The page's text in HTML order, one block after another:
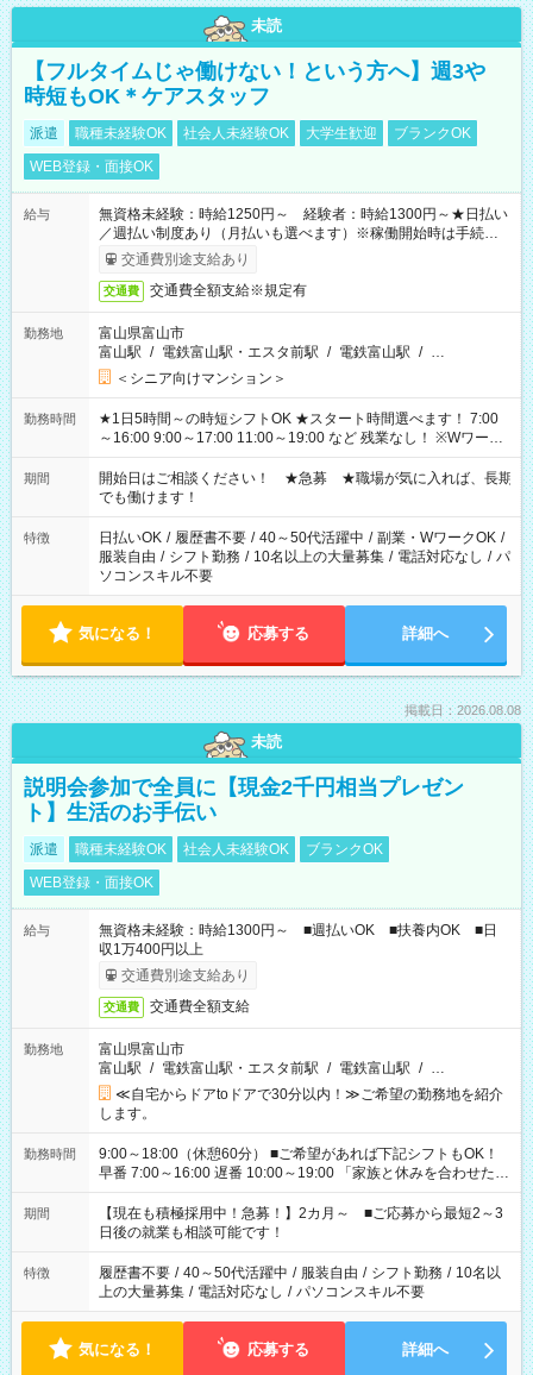
未読
【フルタイムじゃ働けない！という方へ】週3や
時短もOK＊ケアスタッフ
派遣 職種未経験OK 社会人未経験OK 大学生歓迎
ブランクOK
WEB登録・面接OK
給与
無資格未経験：時給1250円～ 経験者：時給1300円～★日払い
／週払い制度あり（月払いも選べます）※稼働開始時は手続き完
了次第のお支払いとなります。
交通費別途支給あり
交通費 交通費全額支給※規定有
勤務地
富山県富山市
富山駅 / 電鉄富山駅・エスタ前駅 / 電鉄富山駅 / …
＜シニア向けマンション＞
勤務時間
★1日5時間～の時短シフトOK ★スタート時間選べます！ 7:00
～16:00 9:00～17:00 11:00～19:00 など 残業なし！ ※Wワーク
の場合、他のお仕事と合わせ週40時間超の就業はご案内できま
せん ※法令に基づき、週20時間以上勤務は社会保険への加入対
象となります ※労働者派遣法（日雇い派遣の原則禁止）によ
り、短時間・短期間の就業はご案内が難しい場合があります
期間
開始日はご相談ください！ ★急募 ★職場が気に入れば、長期
でも働けます！
特徴 日払いOK / 履歴書不要 / 40～50代活躍中 / 副業・WワークOK /
服装自由 / シフト勤務 / 10名以上の大量募集 / 電話対応なし / パ
ソコンスキル不要
気になる！ 応募する 詳細へ
掲載日：2026.08.08
未読
説明会参加で全員に【現金2千円相当プレゼン
ト】生活のお手伝い
派遣 職種未経験OK 社会人未経験OK
ブランクOK
WEB登録・面接OK
給与
無資格未経験：時給1300円～ ■週払いOK ■扶養内OK ■日
収1万400円以上
交通費別途支給あり
交通費 交通費全額支給
勤務地
富山県富山市
富山駅 / 電鉄富山駅・エスタ前駅 / 電鉄富山駅 / …
≪自宅からドアtoドアで30分以内！≫ご希望の勤務地を紹介
します。
勤務時間
9:00～18:00（休憩60分） ■ご希望があれば下記シフトもOK！
早番 7:00～16:00 遅番 10:00～19:00 「家族と休みを合わせた
い」 「余裕を持って夕飯の準備がしたい」 「できれば残業はし
たくない」 など、ご希望を教えてくださいね。 ※Wワーク希望
の方へ 今ご覧のお仕事で希望する勤務時間と、もう1つのお仕事
の勤務時間。 合計で週40時間を超える場合は応募できません。
期間
【現在も積極採用中！急募！】2カ月～ ■ご応募から最短2～3
日後の就業も相談可能です！
特徴 履歴書不要 / 40～50代活躍中 / 服装自由 / シフト勤務 / 10名以
上の大量募集 / 電話対応なし / パソコンスキル不要
気になる！ 応募する 詳細へ